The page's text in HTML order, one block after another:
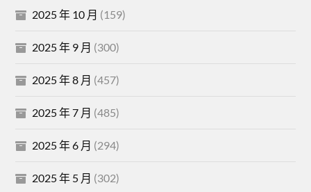
2025 年 10 月 (159)
2025 年 9 月 (300)
2025 年 8 月 (457)
2025 年 7 月 (485)
2025 年 6 月 (294)
2025 年 5 月 (302)